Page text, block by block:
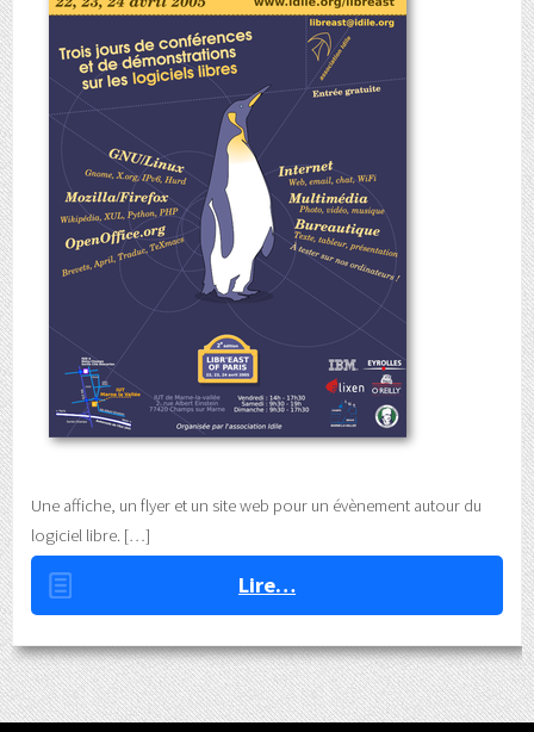
Une affiche, un flyer et un site web pour un évènement autour du
logiciel libre.
Lire…